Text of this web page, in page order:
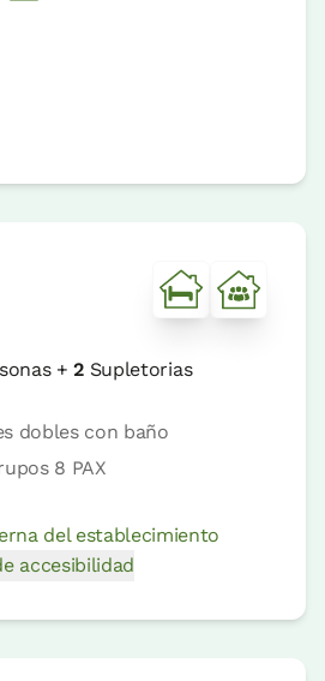
+2 Supletorias
dobles con baño
8 PAX
del establecimiento
accesibilidad